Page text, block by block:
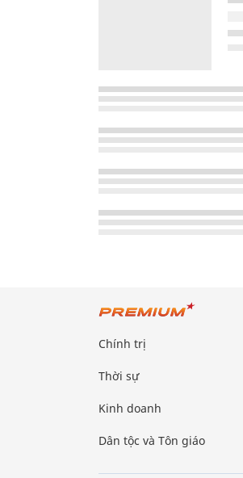
Chính trị
Thời sự
Kinh doanh
Dân tộc và Tôn giáo